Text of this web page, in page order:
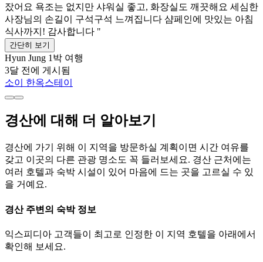
잤어요 욕조는 없지만 샤워실 좋고, 화장실도 깨끗해요 세심한
사장님의 손길이 구석구석 느껴집니다 샴페인에 맛있는 아침
식사까지! 감사합니다 "
간단히 보기
Hyun Jung 1박 여행
3달 전에 게시됨
소이 한옥스테이
경산에 대해 더 알아보기
경산에 가기 위해 이 지역을 방문하실 계획이면 시간 여유를
갖고 이곳의 다른 관광 명소도 꼭 들러보세요. 경산 근처에는
여러 호텔과 숙박 시설이 있어 마음에 드는 곳을 고르실 수 있
을 거예요.
경산 주변의 숙박 정보
익스피디아 고객들이 최고로 인정한 이 지역 호텔을 아래에서
확인해 보세요.